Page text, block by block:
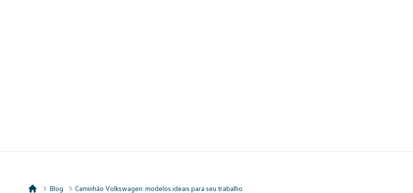
Blog Caminhão Volkswagen: modelos ideais para seu trabalho